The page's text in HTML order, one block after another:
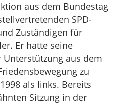
aus dem Bundestag
SPD-
Zuständigen für
Er hatte seine
aus dem
zu
als links. Bereits
Sitzung in der